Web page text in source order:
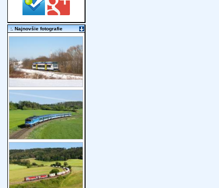
:. Najnovšie fotografie